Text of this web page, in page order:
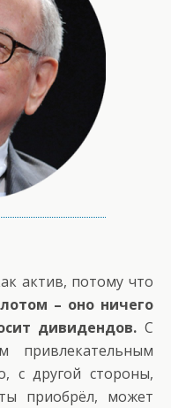
актив, потому что
– оно ничего
дивидендов. С
привлекательным
с другой стороны,
приобрёл, может